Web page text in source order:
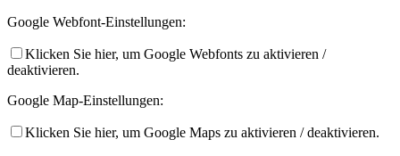
Google Webfont-Einstellungen:
Klicken Sie hier, um Google Webfonts zu aktivieren /
deaktivieren.
Google Map-Einstellungen:
Klicken Sie hier, um Google Maps zu aktivieren / deaktivieren.